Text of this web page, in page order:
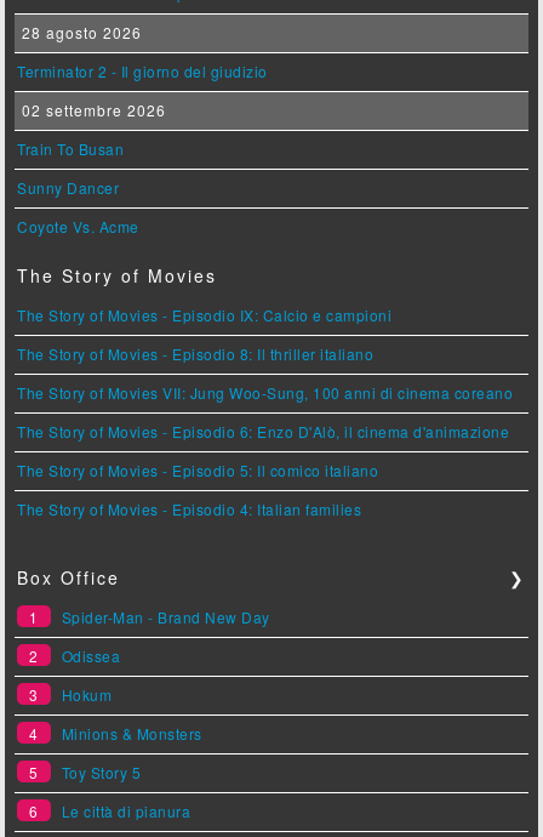
28 agosto 2026
Terminator 2 - Il giorno del giudizio
02 settembre 2026
Train To Busan
Sunny Dancer
Coyote Vs. Acme
The Story of Movies
The Story of Movies - Episodio IX: Calcio e campioni
The Story of Movies - Episodio 8: Il thriller italiano
The Story of Movies VII: Jung Woo-Sung, 100 anni di cinema coreano
The Story of Movies - Episodio 6: Enzo D'Alò, il cinema d'animazione
The Story of Movies - Episodio 5: Il comico italiano
The Story of Movies - Episodio 4: Italian families
Box Office ❯
1
Spider-Man - Brand New Day
2
Odissea
3
Hokum
4
Minions & Monsters
5
Toy Story 5
6
Le città di pianura